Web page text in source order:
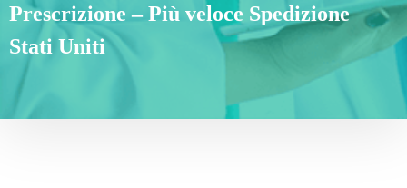
Prescrizione – Più veloce Spedizione
Stati Uniti